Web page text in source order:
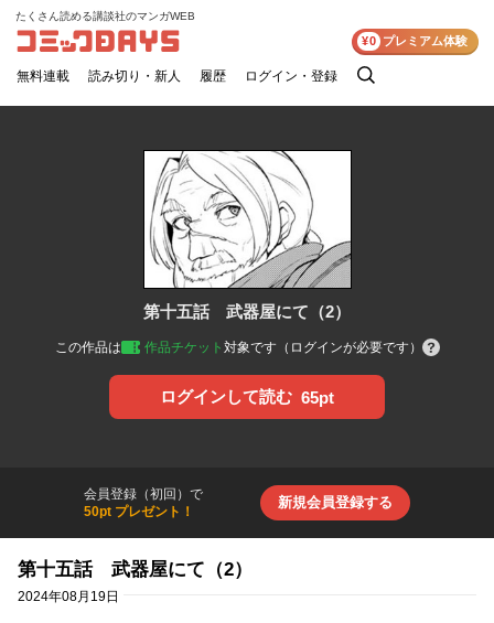
コミックDAYS
たくさん読める講談社のマンガWEB
無料連載 読み切り・新人 履歴 ログイン・登録
検
¥0 プレミアム体験
第十五話 武器屋にて（2）
この作品は 作品チケット 対象です（ログインが必要です）
ログインして読む 65pt
会員登録（初回）で
50pt プレゼント！
新規会員登録する
第十五話 武器屋にて（2）
2024年08月19日